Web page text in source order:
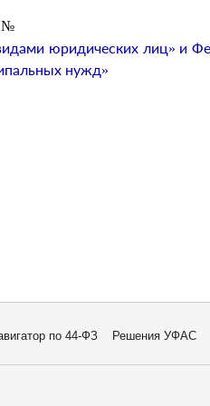
№
юридических лиц» и
нужд»
по 44-ФЗ Решения УФАС